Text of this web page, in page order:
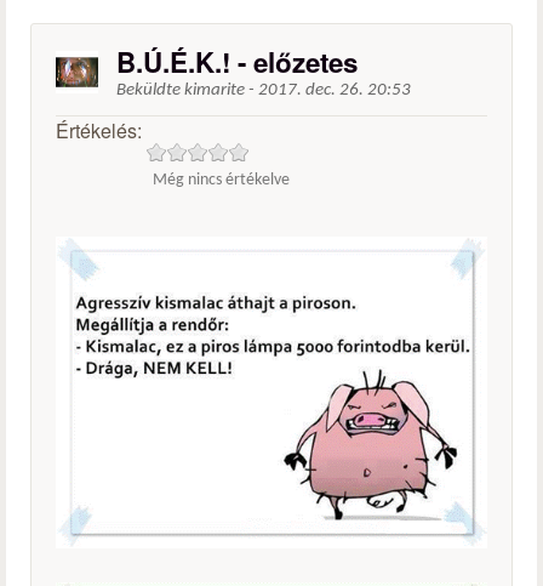
B.Ú.É.K.! - előzetes
Beküldte kimarite - 2017. dec. 26. 20:53
Értékelés:
Még nincs értékelve